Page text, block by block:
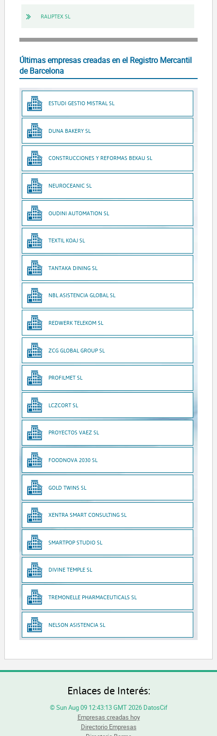
RALIPTEX SL
Últimas empresas creadas en el Registro Mercantil
de Barcelona
ESTUDI GESTIO MISTRAL SL
DUNA BAKERY SL
CONSTRUCCIONES Y REFORMAS BEKAU SL
NEUROCEANIC SL
OUDINI AUTOMATION SL
TEXTIL KOAJ SL
TANTAKA DINING SL
NBL ASISTENCIA GLOBAL SL
REDWERK TELEKOM SL
ZCG GLOBAL GROUP SL
PROFILMET SL
LCZCORT SL
PROYECTOS VAEZ SL
FOODNOVA 2030 SL
GOLD TWINS SL
XENTRA SMART CONSULTING SL
SMARTPOP STUDIO SL
DIVINE TEMPLE SL
TREMONELLE PHARMACEUTICALS SL
NELSON ASISTENCIA SL
Enlaces de Interés:
© Sun Aug 09 12:43:13 GMT 2026 DatosCif
Empresas creadas hoy
Directorio Empresas